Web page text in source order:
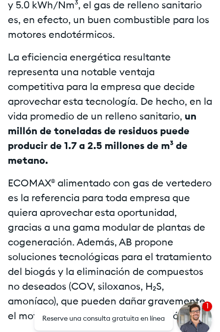
y 5.0 kWh/Nm³, el gas de relleno sanitario
es, en efecto, un buen combustible para los
motores endotérmicos.
La eficiencia energética resultante
representa una notable ventaja
competitiva para la empresa que decide
aprovechar esta tecnología. De hecho, en la
vida promedio de un relleno sanitario, un
millón de toneladas de residuos puede
producir de 1.7 a 2.5 millones de m³ de
metano.
ECOMAX® alimentado con gas de vertedero
es la referencia para toda empresa que
quiera aprovechar esta oportunidad,
gracias a una gama modular de plantas de
cogeneración. Además, AB propone
soluciones tecnológicas para el tratamiento
del biogás y la eliminación de compuestos
no deseados (COV, siloxanos, H₂S,
amoníaco), que pueden dañar gravemente
el motor de la planta de cogeneración.